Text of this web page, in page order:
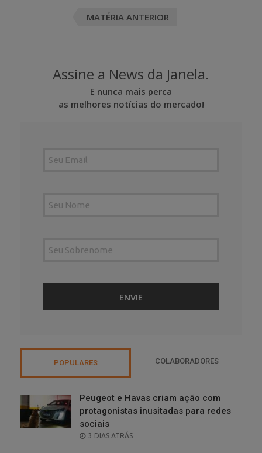
navigation
MATÉRIA ANTERIOR
Assine a News da Janela.
E nunca mais perca
as melhores notícias do mercado!
POPULARES COLABORADORES
Peugeot e Havas criam ação com
protagonistas inusitadas para redes
sociais
POSTED
3 DIAS ATRÁS